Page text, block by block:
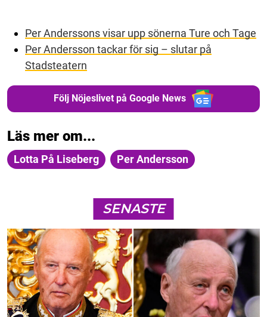
Per Anderssons visar upp sönerna Ture och Tage
Per Andersson tackar för sig – slutar på
Stadsteatern
Följ Nöjeslivet på Google News
Läs mer om...
Lotta På Liseberg Per Andersson
SENASTE